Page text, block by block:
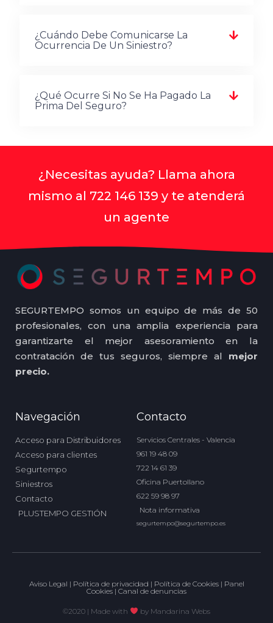
¿Cuándo Debe Comunicarse La
Ocurrencia De Un Siniestro?
¿Qué Ocurre Si No Se Ha Pagado La
Prima Del Seguro?
¿Necesitas ayuda? Llama ahora
mismo al 722 146 139 y te atenderá
un agente
SEGURTEMPO somos un equipo de más de 50
profesionales, con una amplia experiencia para
garantizarte el mejor asesoramiento en la
contratación de tus seguros, siempre al mejor
precio.
Navegación
Acceso para Distribuidores
Acceso para clientes
Segurtempo
Siniestros
Contacto
PLUSTEMPO GESTIÓN
Contacto
Servicios Centrales - Valencia
961 19 48 09
722 14 61 39
Oficina Puertollano
622 59 98 97
Nota informativa
segurtempo@segurtempo.es
Aviso Legal | Política de privacidad | Política de Cookies| Panel
Cookies | Canal de denuncias
©2020 | Made with by Mandarina Webs